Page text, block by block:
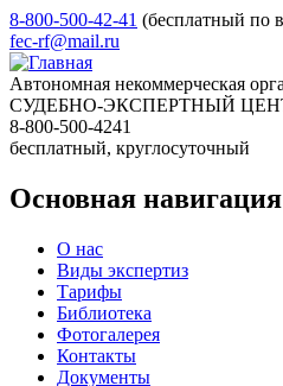
8-800-500-42-41 (бесплатный по
fec-rf@mail.ru
Автономная некоммерческая
СУДЕБНО-ЭКСПЕРТНЫЙ
8-800-500-4241
бесплатный, круглосуточный
Основная навигация
О нас
Виды экспертиз
Тарифы
Библиотека
Фотогалерея
Контакты
Документы